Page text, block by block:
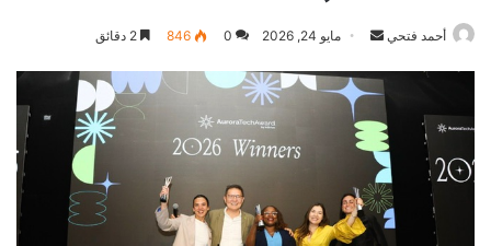
أحمد فتحي
أرسل
إلكترونيا
مايو 24, 2026 0
846